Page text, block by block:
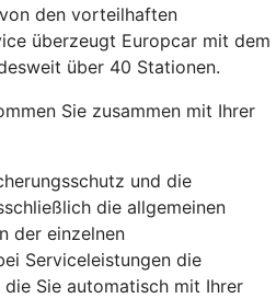
den vorteilhaften
überzeugt Europcar mit dem
über 40 Stationen.
Sie zusammen mit Ihrer
und die
die allgemeinen
der einzelnen
Serviceleistungen die
Sie automatisch mit Ihrer